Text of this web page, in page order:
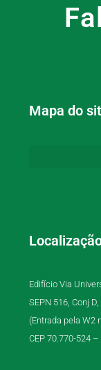
Mapa do
Edifício Via
SEPN 516, Conj
(Entrada pela W2
CEP 70.770-524